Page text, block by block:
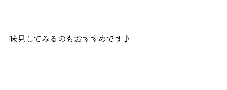
味見してみるのもおすすめです♪